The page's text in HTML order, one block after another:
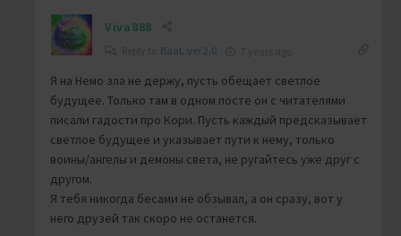
Viva888
BaaL.ver.2.0
Я на Немо зла не держу, пусть обещает светлое
будущее. Только там в одном посте он с читателями
писали гадости про Кори. Пусть каждый предсказывает
светлое будущее и указывает пути к нему, только
воины/ангелы и демоны света, не ругайтесь уже друг с
другом.
Я тебя никогда бесами не обзывал, а он сразу, вот у
него друзей так скоро не останется.